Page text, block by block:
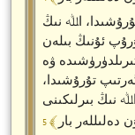
اﷲ نىڭ
ئۇنىڭ بىلەن
ۋە
تۇرۇشىدا،
نىڭ بىرلىكىنى
دەلىللەر بار